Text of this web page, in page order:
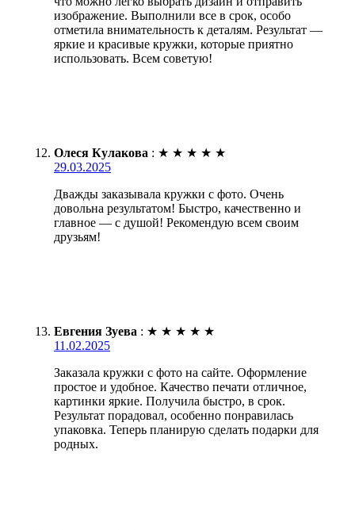
изображение. Выполнили все в срок, особо
отметила внимательность к деталям. Результат —
яркие и красивые кружки, которые приятно
использовать. Всем советую!
Олеся Кулакова : ★ ★ ★ ★ ★
29.03.2025
Дважды заказывала кружки с фото. Очень
довольна результатом! Быстро, качественно и
главное — с душой! Рекомендую всем своим
друзьям!
Евгения Зуева : ★ ★ ★ ★ ★
11.02.2025
Заказала кружки с фото на сайте. Оформление
простое и удобное. Качество печати отличное,
картинки яркие. Получила быстро, в срок.
Результат порадовал, особенно понравилась
упаковка. Теперь планирую сделать подарки для
родных.